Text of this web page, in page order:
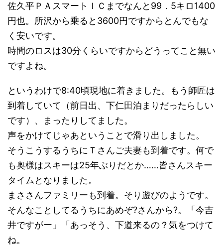
佐久平ＰＡスマートＩＣまでなんと99．5キロ1400
円也。所沢から乗ると3600円ですからとんでもな
く安いです。
時間のロスは30分くらいですからどうってこと無い
ですよね。
というわけで8:40頃現地に着きました。もう師匠は
到着していて（前日出、下仁田泊まりだったらしい
です）、まったりしてました。
声をかけてじゃあということで滑り出しました。
そうこうするうちにＴさんご夫妻も到着です。何で
も奥様はスキーは25年ぶりだとか……皆さんスキー
タイムとなりました。
まささんファミリーも到着。そり遊びのようです。
そんなことしてるうちにあめぞ?さんから?。「今吉
井ですがー」「あっそう、下道来るの？気をつけて
ね。